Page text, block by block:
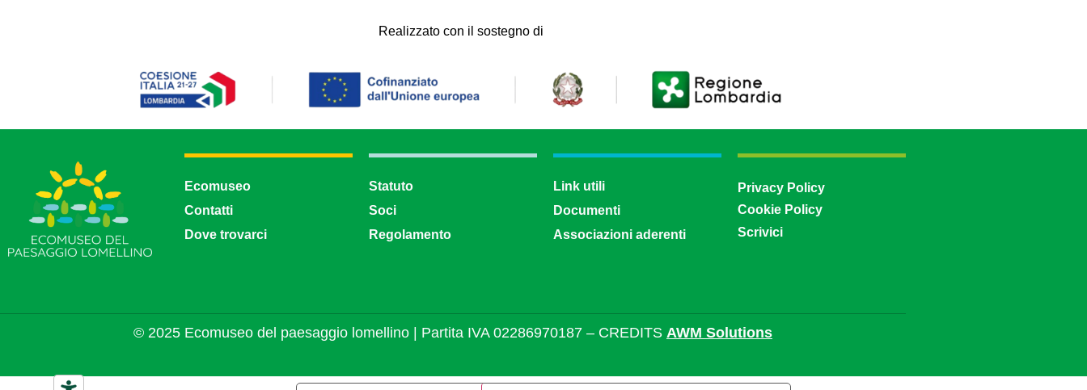
Realizzato con il sostegno di
Ecomuseo
Contatti
Dove trovarci
Statuto
Soci
Regolamento
Link utili
Documenti
Associazioni aderenti
Privacy Policy
Cookie Policy
Scrivici
© 2025 Ecomuseo del paesaggio lomellino | Partita IVA 02286970187 – CREDITS AWM Solutions